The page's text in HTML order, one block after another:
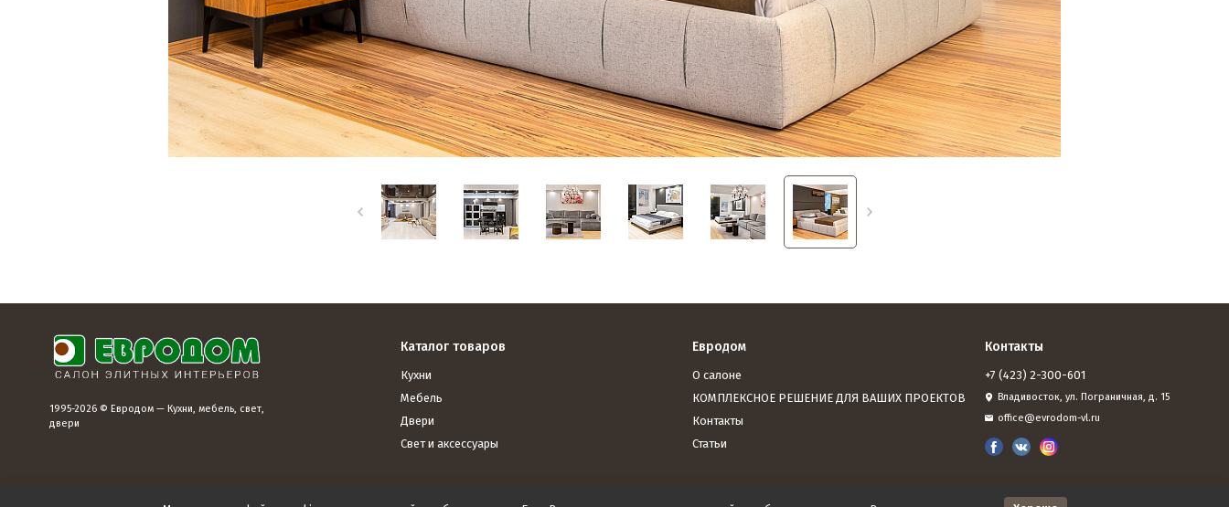
1995-2026 © Евродом — Кухни, мебель, свет,
двери
Каталог товаров
Кухни
Мебель
Двери
Свет и аксессуары
Евродом
О салоне
КОМПЛЕКСНОЕ РЕШЕНИЕ ДЛЯ ВАШИХ ПРОЕКТОВ
Контакты
Статьи
Контакты
+7 (423) 2-300-601
Владивосток, ул. Пограничная, д. 15
office@evrodom-vl.ru